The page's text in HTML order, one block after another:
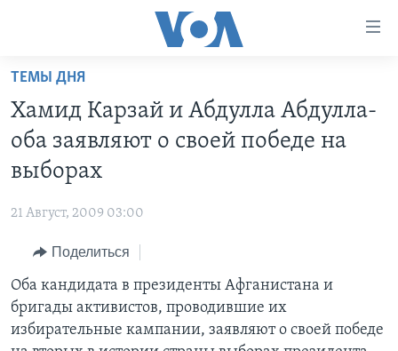
Перейти
основной
контент
Перейти
основной
навигации
Перейти
поиск
ПРОГРАММЫ
АМЕРИКА
ИТОГИ
ПОЧЕМУ ЭТО ВАЖНО?
ДИСКУССИЯ VOA
ДЕТАЛИ
ПРОЕКТЫ
НАША АМЕРИКАНСКАЯ ИСТОРИЯ
А КАК В АМЕРИКЕ?
АРТЕФАКТЫ
АМЕРИКАНСКИЕ ГОРОДКИ
ИНТЕРВЬЮ
ФАКТЫ ПРОТИВ ФЕЙКОВ
ЗА СВОБОДУ ПРЕССЫ
УЧИМ АНГЛИЙСКИЙ
ТЕМЫ ДНЯ
Хамид Карзай и Абдулла Абдулла-
оба заявляют о своей победе на
выборах
21 Август, 2009 03:00
Поделиться
Оба кандидата в президенты Афганистана и
бригады активистов, проводившие их
избирательные кампании, заявляют о своей победе